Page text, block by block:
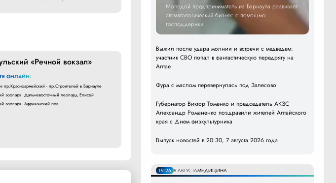
«Речной вокзал»
ОНЛАЙН:
пр.Красноармейский - пр.Строителей в Барнауле
зоопарк. Дальневосточный леопард Елисей
зоопарк. Африканский лев
Молодой предприниматель из Барнаула развивает
стоматологический бизнес с помощью
господдержки
Выжил после удара молнии и встречи с медведем:
участник СВО попал в фантастическую передрягу на
Алтае
Фура с маслом перевернулась под Залесово
Губернатор Виктор Томенко и председатель АКЗС
Александр Романенко поздравили жителей Алтайского
края с Днем физкультурника
Выпуск новостей в 20:30, 7 августа 2026 года
19:26 8 АВГУСТАМЕДИЦИНА